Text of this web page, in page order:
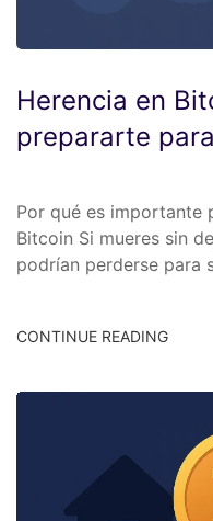
Herencia en
prepararte
Por qué es importante
Bitcoin Si mueres sin
podrían perderse para
CONTINUE READING